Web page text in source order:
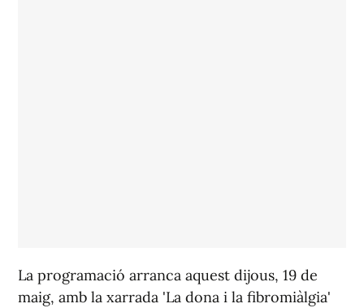
La programació arranca aquest dijous, 19 de
maig, amb la xarrada 'La dona i la fibromiàlgia'